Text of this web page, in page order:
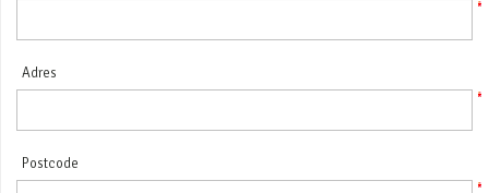
Adres
Postcode